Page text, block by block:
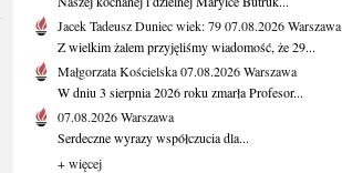
Jacek Tadeusz Duniecwiek: 7907.08.2026Warszawa
Z wielkim żalem przyjęliśmy wiadomość, że 29...
Małgorzata Kościelska07.08.2026Warszawa
W dniu 3 sierpnia 2026 roku zmarła Profesor...
07.08.2026Warszawa
Serdeczne wyrazy współczucia dla...
+ więcej